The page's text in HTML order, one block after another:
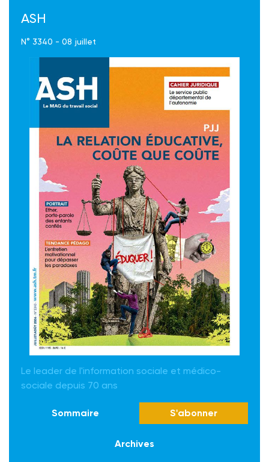
ASH
N° 3340 - 08 juillet
Le leader de l'information sociale et médico-
sociale depuis 70 ans
Sommaire S'abonner
Archives